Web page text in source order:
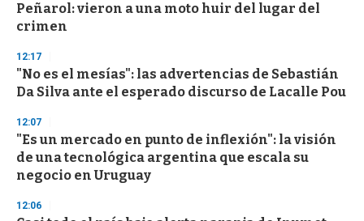
Peñarol: vieron a una moto huir del lugar del
crimen
12:17
"No es el mesías": las advertencias de Sebastián
Da Silva ante el esperado discurso de Lacalle Pou
12:07
"Es un mercado en punto de inflexión": la visión
de una tecnológica argentina que escala su
negocio en Uruguay
12:06